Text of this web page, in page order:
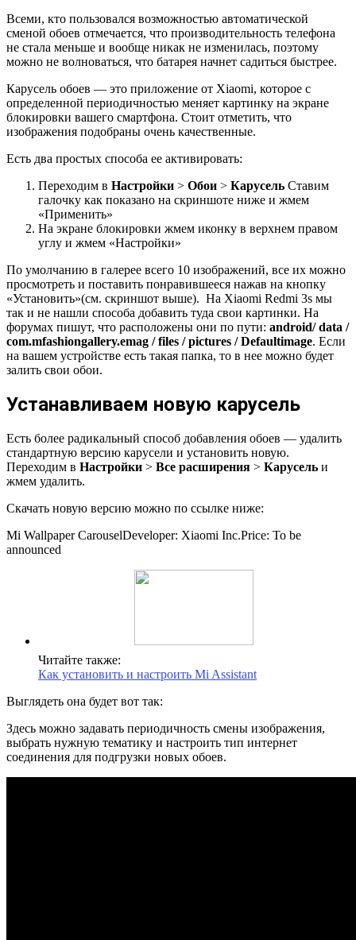
Всеми, кто пользовался возможностью автоматической
сменой обоев отмечается, что производительность телефона
не стала меньше и вообще никак не изменилась, поэтому
можно не волноваться, что батарея начнет садиться быстрее.
Карусель обоев — это приложение от Xiaomi, которое с
определенной периодичностью меняет картинку на экране
блокировки вашего смартфона. Стоит отметить, что
изображения подобраны очень качественные.
Есть два простых способа ее активировать:
Переходим в Настройки > Обои > Карусель Ставим
галочку как показано на скриншоте ниже и жмем
«Применить»
На экране блокировки жмем иконку в верхнем правом
углу и жмем «Настройки»
По умолчанию в галерее всего 10 изображений, все их можно
просмотреть и поставить понравившееся нажав на кнопку
«Установить»(см. скриншот выше). На Xiaomi Redmi 3s мы
так и не нашли способа добавить туда свои картинки. На
форумах пишут, что расположены они по пути: android/ data /
com.mfashiongallery.emag / files / pictures / Defaultimage. Если
на вашем устройстве есть такая папка, то в нее можно будет
залить свои обои.
Устанавливаем новую карусель
Есть более радикальный способ добавления обоев — удалить
стандартную версию карусели и установить новую.
Переходим в Настройки > Все расширения > Карусель и
жмем удалить.
Скачать новую версию можно по ссылке ниже:
Mi Wallpaper CarouselDeveloper: Xiaomi Inc.Price: To be
announced
Читайте также:
Как установить и настроить Mi Assistant
Выглядеть она будет вот так:
Здесь можно задавать периодичность смены изображения,
выбрать нужную тематику и настроить тип интернет
соединения для подгрузки новых обоев.